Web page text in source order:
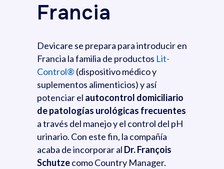
Francia
Devicare se prepara para introducir en
Francia la familia de productos Lit-
Control® (dispositivo médico y
suplementos alimenticios) y así
potenciar el autocontrol domiciliario
de patologías urológicas frecuentes
a través del manejo y el control del pH
urinario. Con este fin, la compañía
acaba de incorporar al Dr. François
Schutzecomo Country Manager.